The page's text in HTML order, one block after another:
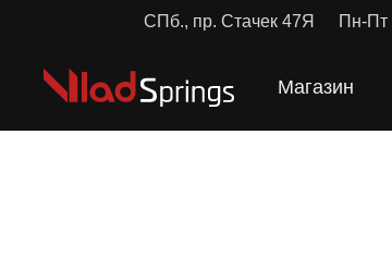
СПб., пр. Стачек 47Я Пн-Пт
Магазин